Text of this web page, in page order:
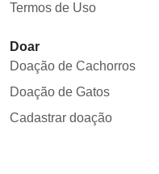
Termos de Uso
Doar
Doação de Cachorros
Doação de Gatos
Cadastrar doação